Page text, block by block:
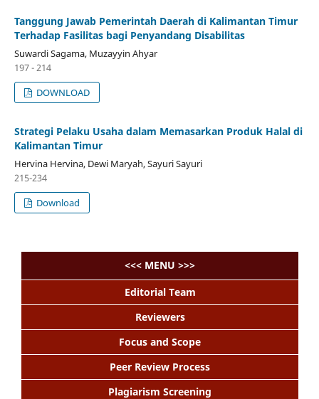
Tanggung Jawab Pemerintah Daerah di Kalimantan Timur
Terhadap Fasilitas bagi Penyandang Disabilitas
Suwardi Sagama, Muzayyin Ahyar
197 - 214
DOWNLOAD
Strategi Pelaku Usaha dalam Memasarkan Produk Halal di
Kalimantan Timur
Hervina Hervina, Dewi Maryah, Sayuri Sayuri
215-234
Download
<<< MENU >>>
Editorial Team
Reviewers
Focus and Scope
Peer Review Process
Plagiarism Screening